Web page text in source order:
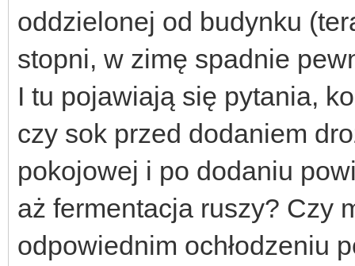
oddzielonej od budynku
stopni, w zimę spadnie
I tu pojawiają się pytania,
czy sok przed dodaniem
pokojowej i po dodaniu
aż fermentacja ruszy? Czy
odpowiednim ochłodzeniu